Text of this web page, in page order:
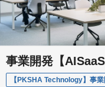
事業開発【